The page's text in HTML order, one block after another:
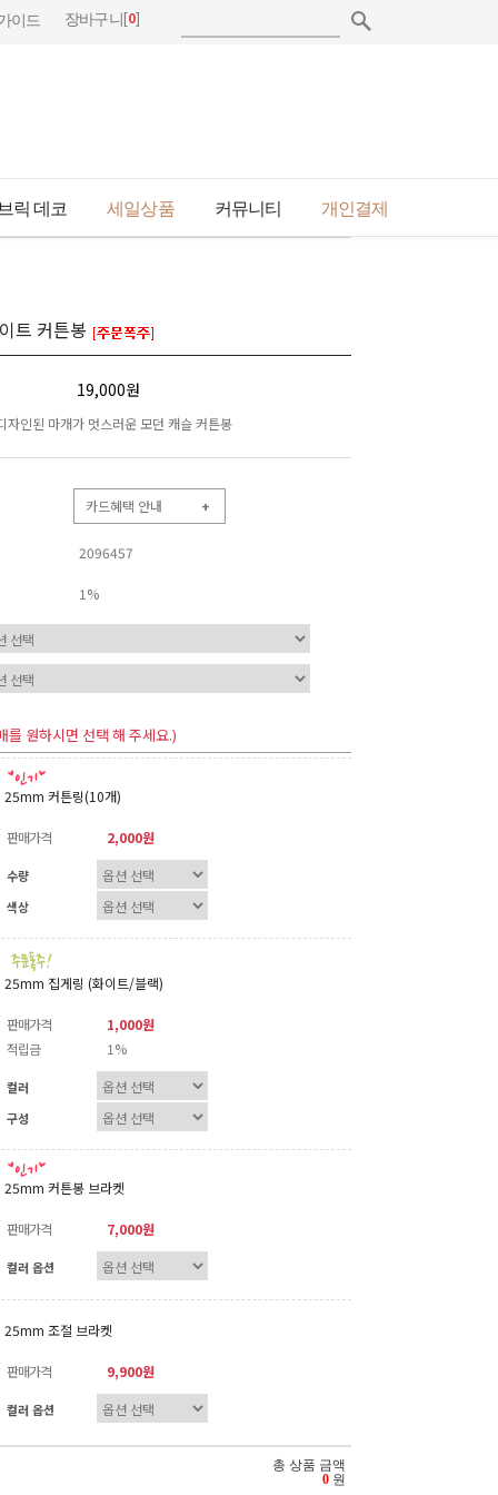
이드 장바구니[0]
릭 데코 세일상품 커뮤니티 개인결제
트 커튼봉
19,000원
자인된 마개가 멋스러운 모던 캐슬 커튼봉
카드혜택 안내 +
2096457
1%
를 원하시면 선택 해 주세요.)
25mm 커튼링(10개)
판매가격 2,000원
수량
색상
25mm 집게링 (화이트/블랙)
판매가격
1,000원
적립금
1%
컬러
구성
25mm 커튼봉 브라켓
판매가격 7,000원
컬러 옵션
25mm 조절 브라켓
판매가격 9,900원
컬러 옵션
총 상품 금액
0 원